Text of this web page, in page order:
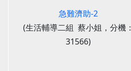
急難濟助-2
(生活輔導二組 蔡小姐，分機：
31566)